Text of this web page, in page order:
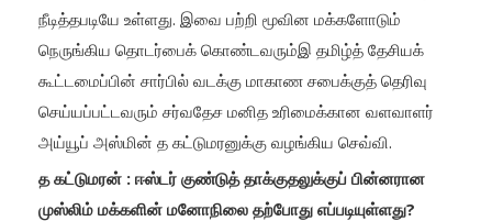
நீடித்தபடியே உள்ளது. இவை பற்றி மூவின மக்களோடும்
நெருங்கிய தொடர்பைக் கொண்டவரும்இ தமிழ்த் தேசியக்
கூட்டமைப்பின் சார்பில் வடக்கு மாகாண சபைக்குத் தெரிவு
செய்யப்பட்டவரும் சர்வதேச மனித உரிமைக்கான வளவாளர்
அய்யூப் அஸ்மின் த கட்டுமரனுக்கு வழங்கிய செவ்வி.
த கட்டுமரன் : ஈஸ்டர் குண்டுத் தாக்குதலுக்குப் பின்னரான
முஸ்லிம் மக்களின் மனோநிலை தற்போது எப்படியுள்ளது?